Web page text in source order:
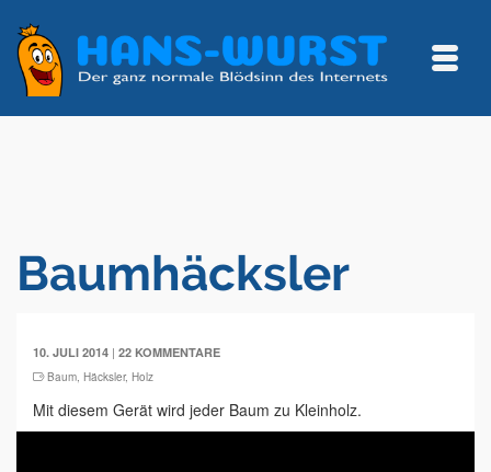
Baumhäcksler
10. JULI 2014 | 22 KOMMENTARE
Baum, Häcksler, Holz
Mit diesem Gerät wird jeder Baum zu Kleinholz.